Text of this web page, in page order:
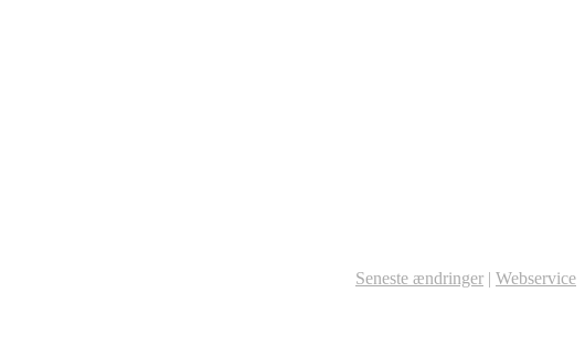
Seneste ændringer | Webservice